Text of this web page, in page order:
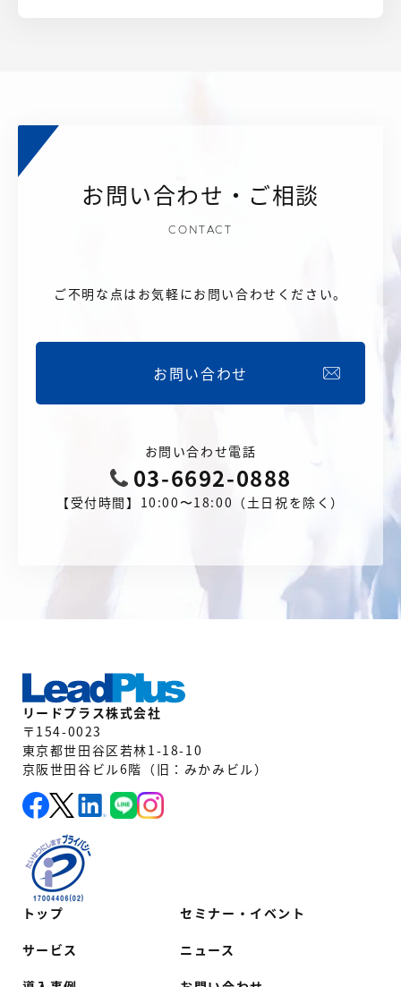
お問い合わせ・ご相談
CONTACT
ご不明な点はお気軽にお問い合わせください。
お問い合わせ
お問い合わせ電話
03-6692-0888
【受付時間】10:00〜18:00（土日祝を除く）
トップ
サービス
セミナー・イベント
ニュース
リードプラス株式会社
〒154-0023
東京都世田谷区若林1-18-10
京阪世田谷ビル6階（旧：みかみビル）